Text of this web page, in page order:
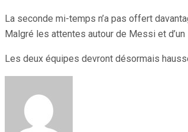
La seconde mi-temps n’a pas offert
Malgré les attentes autour de Messi et
Les deux équipes devront désormais